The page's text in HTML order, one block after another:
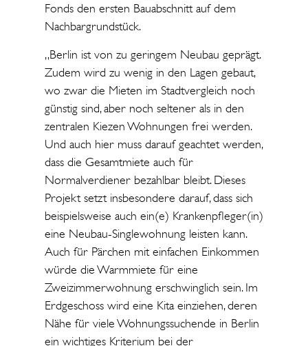
Fonds den ersten Bauabschnitt auf dem
Nachbargrundstück.
„Berlin ist von zu geringem Neubau geprägt.
Zudem wird zu wenig in den Lagen gebaut,
wo zwar die Mieten im Stadtvergleich noch
günstig sind, aber noch seltener als in den
zentralen Kiezen Wohnungen frei werden.
Und auch hier muss darauf geachtet werden,
dass die Gesamtmiete auch für
Normalverdiener bezahlbar bleibt. Dieses
Projekt setzt insbesondere darauf, dass sich
beispielsweise auch ein(e) Krankenpfleger(in)
eine Neubau-Singlewohnung leisten kann.
Auch für Pärchen mit einfachen Einkommen
würde die Warmmiete für eine
Zweizimmerwohnung erschwinglich sein. Im
Erdgeschoss wird eine Kita einziehen, deren
Nähe für viele Wohnungssuchende in Berlin
ein wichtiges Kriterium bei der